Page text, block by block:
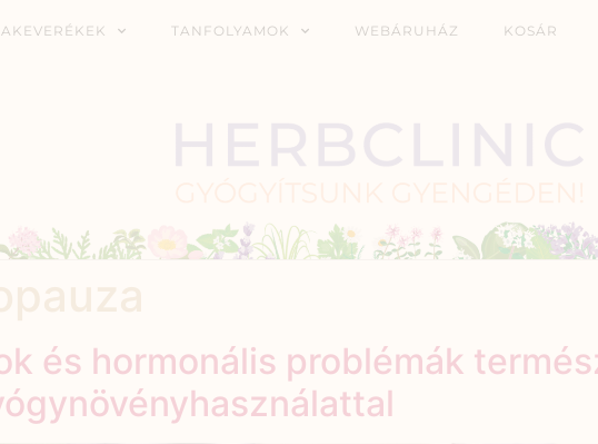
TANFOLYAMOK WEBÁRUHÁZ KOSÁR
és hormonális problémák